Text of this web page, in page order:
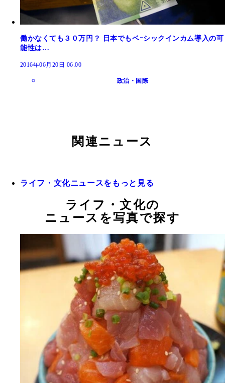
働かなくても３０万円？ 日本でもベｰシックインカム導入の可
能性は…
2016年06月20日 06:00
政治・国際
関連ニュース
ライフ・文化ニュースをもっと見る
ライフ・文化の
ニュースを写真で探す